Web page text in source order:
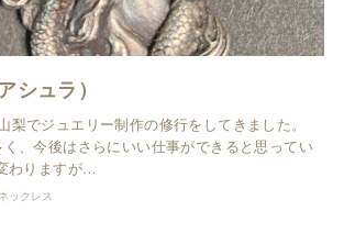
ュラ）
梨でジュエリー制作の修行をしてきました。
、今後はさらにいい仕事ができると思ってい
わりますが…
ネックレス